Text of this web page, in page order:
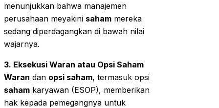
menunjukkan bahwa manajemen
perusahaan meyakini saham mereka
sedang diperdagangkan di bawah nilai
wajarnya.
3. Eksekusi Waran atau Opsi Saham
Waran dan opsi saham, termasuk opsi
saham karyawan (ESOP), memberikan
hak kepada pemegangnya untuk